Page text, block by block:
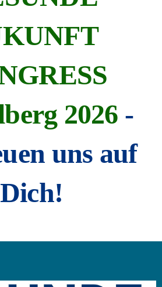
2026 -
uns auf
Dich!